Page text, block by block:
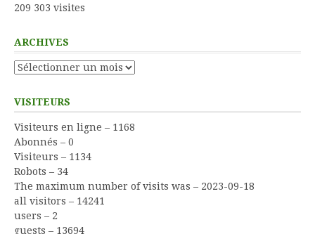
209 303 visites
ARCHIVES
Archives
VISITEURS
Visiteurs en ligne – 1168
Abonnés – 0
Visiteurs – 1134
Robots – 34
The maximum number of visits was – 2023-09-18
all visitors – 14241
users – 2
guests – 13694